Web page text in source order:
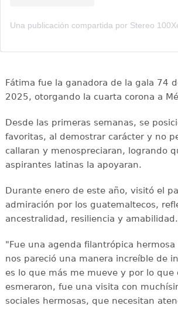
Fátima fue la ganadora de la gala 74
2025, otorgando la cuarta corona a
Desde las primeras semanas, se
favoritas, al demostrar carácter y no
callaran y menospreciaran, logrando
aspirantes latinas la apoyaran.
Durante enero de este año, visitó el
admiración por los guatemaltecos,
ancestralidad, resiliencia y amabilidad.
"Fue una agenda filantrópica
nos pareció una manera increíble de
es lo que más me mueve y por lo que
esmeraron, fue una visita con
sociales hermosas, que necesitan